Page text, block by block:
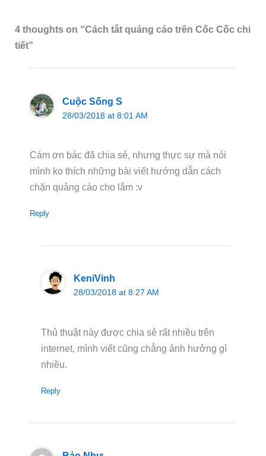
4 thoughts on “Cách tắt quảng cáo trên Cốc Cốc chi
tiết”
Cuộc Sống S
28/03/2018 at 8:01 AM
Cám ơn bác đã chia sẻ, nhưng thực sự mà nói
mình ko thích những bài viết hướng dẫn cách
chặn quảng cáo cho lắm :v
Reply
KeniVinh
28/03/2018 at 8:27 AM
Thủ thuật này được chia sẻ rất nhiều trên
internet, mình viết cũng chẳng ảnh hưởng gì
nhiều.
Reply